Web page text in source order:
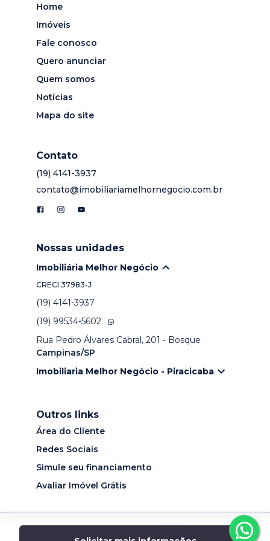
Home
Imóveis
Fale conosco
Quero anunciar
Quem somos
Notícias
Mapa do site
Contato
(19) 4141-3937
contato@imobiliariamelhornegocio.com.br
Nossas unidades
Imobiliária Melhor Negócio
CRECI 37983-J
(19) 4141-3937
(19) 99534-5602
Rua Pedro Álvares Cabral, 201 - Bosque
Campinas/SP
Imobiliaria Melhor Negócio - Piracicaba
Outros links
Área do Cliente
Redes Sociais
Simule seu financiamento
Avaliar Imóvel Grátis